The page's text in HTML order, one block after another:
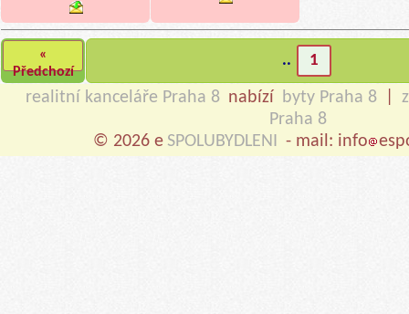
«
Předchozí
.. 1
realitní kanceláře Praha 8 nabízí byty Praha 8
Praha 8
© 2026 e SPOLUBYDLENI - mail: info